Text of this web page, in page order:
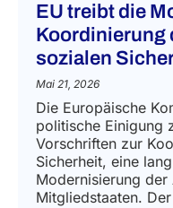
EU treibt die
Koordinierung
sozialen
Mai 21, 2026
Die Europäische
politische Einigung
Vorschriften zur
Sicherheit, eine
Modernisierung
Mitgliedstaaten.